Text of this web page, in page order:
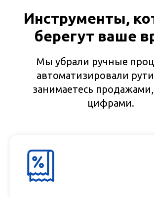
Инструменты,
берегут ваше
Мы убрали ручные
автоматизировали
занимаетесь
цифрами.